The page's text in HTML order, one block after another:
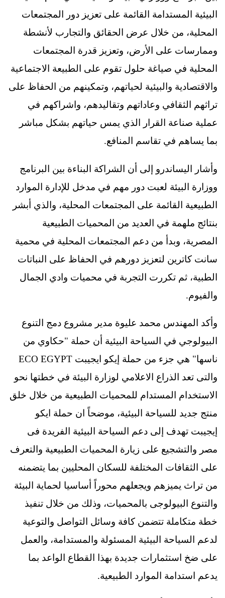
البيئية المستدامة القائمة على تعزيز دور المجتمعات
المحلية، من خلال عرض الحقائق والتجارب لأنشطة
وممارسات على الأرض، وتعزيز قدرة المجتمعات
المحلية في صياغة حلول تقوم على الطبيعة الاجتماعية
والاقتصادية والبيئية لحياتهم، وتمكينهم من الحفاظ على
تراثهم الثقافي وعاداتهم وتقاليدهم، واشراكهم في
عملية صناعة القرار الذي يمس حياتهم بشكل مباشر
بما يساهم في تقاسم المنافع.
وأشار اليساندرو إلى أن الشراكة البناءة بين البرنامج
ووزارة البيئة لعبت دور مهم في مدخل للإدارة الموارد
الطبيعية القائمة على المجتمعات المحلية، والذي أبشر
بنتائج ملهمة في العديد من المحميات الطبيعية
المصرية، وبدأ من دعم المجتمعات المحلية في محمية
سانت كاترين لتعزيز دورهم في الحفاظ على النباتات
الطبية، ثم تكررت التجربة في محميات وادي الجمال
والفيوم.
وأكد المهندس محمد عليوة مدير مشروع دمج التنوع
البيولوجي في السياحة البيئية أن حملة "حكاوي من
ناسها" هي جزء من حملة إيكو ايجيبت ECO EGYPT
والتى تعد الذراع الاعلامي لوزارة البيئة في خطتها نحو
الاستخدام المستدام للمحميات الطبيعية من خلال خلق
منتج جديد للسياحة البيئية، موضحاً ان حملة ايكو
إيجيبت تهدف إلى دعم السياحة البيئية الفريدة فى
مصر والتشجيع على زيارة المحميات الطبيعية والتعرف
على الثقافات المختلفة للسكان المحليين بما يتضمنه
من تراث يميزهم ويجعلهم محوراً أساسيا لحماية البيئة
والتنوع البيولوجى بالمحميات، وذلك من خلال تنفيذ
خطة متكاملة تتضمن كافة وسائل التواصل والتوعية
لدعم السياحة البيئية المسئولة والمستدامة، والعمل
على ضخ استثمارات جديدة بهذا القطاع الواعد بما
يدعم استدامة الموارد الطبيعية.